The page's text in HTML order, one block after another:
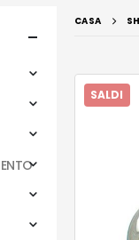
CASA
SALDI